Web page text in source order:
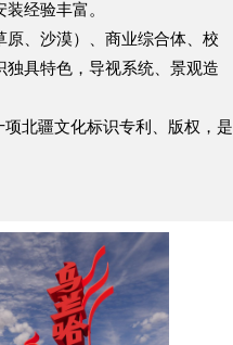
经验丰富。
、沙漠）、商业综合体、校
独具特色，导视系统、景观造
北疆文化标识专利、版权，是